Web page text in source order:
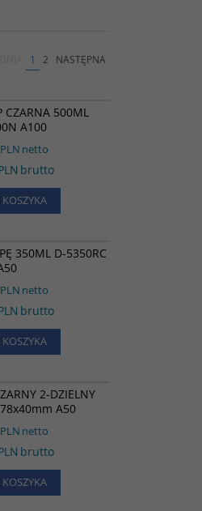
1 2 NASTĘPNA
CZARNA 500ML
A100
PLN netto
brutto
NOWOŚĆ
350ML D-5350RC
PLN netto
brutto
2-DZIELNY
A50
PLN netto
brutto